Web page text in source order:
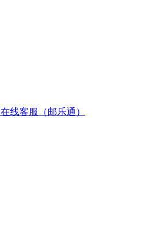
在线客服（邮乐通）